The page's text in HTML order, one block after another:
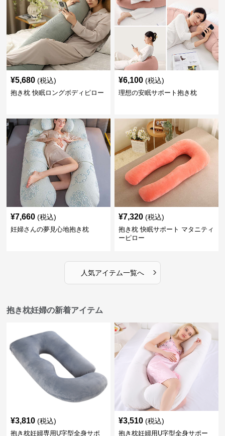
¥5,680 (税込)
抱き枕 快眠ロングボディピロー
¥6,100 (税込)
理想の安眠サポート抱き枕
¥7,660 (税込)
妊婦さんの夢見心地抱き枕
¥7,320 (税込)
抱き枕 快眠サポート マタニティ
ーピロー
人気アイテム一覧へ ›
抱き枕妊婦の新着アイテム
¥3,810 (税込)
抱き枕妊婦専用U字型全身サポ
¥3,510 (税込)
抱き枕妊婦用U字型全身サポー